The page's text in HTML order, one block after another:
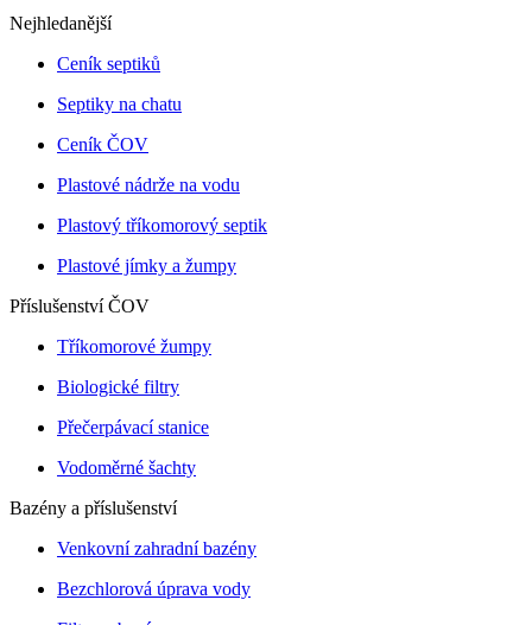
Nejhledanější
Ceník septiků
Septiky na chatu
Ceník ČOV
Plastové nádrže na vodu
Plastový tříkomorový septik
Plastové jímky a žumpy
Příslušenství ČOV
Tříkomorové žumpy
Biologické filtry
Přečerpávací stanice
Vodoměrné šachty
Bazény a příslušenství
Venkovní zahradní bazény
Bezchlorová úprava vody